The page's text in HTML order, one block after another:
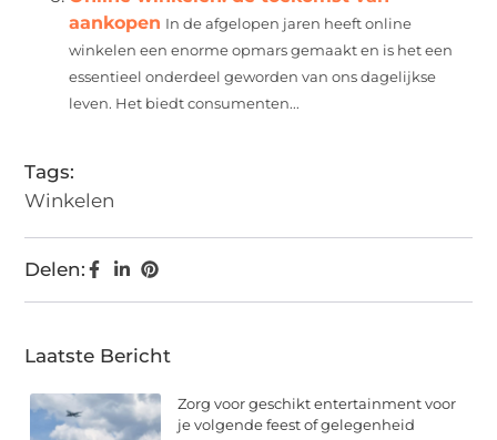
aankopen In de afgelopen jaren heeft online
winkelen een enorme opmars gemaakt en is het een
essentieel onderdeel geworden van ons dagelijkse
leven. Het biedt consumenten...
Tags:
Winkelen
Delen:
Laatste Bericht
Zorg voor geschikt entertainment voor
je volgende feest of gelegenheid